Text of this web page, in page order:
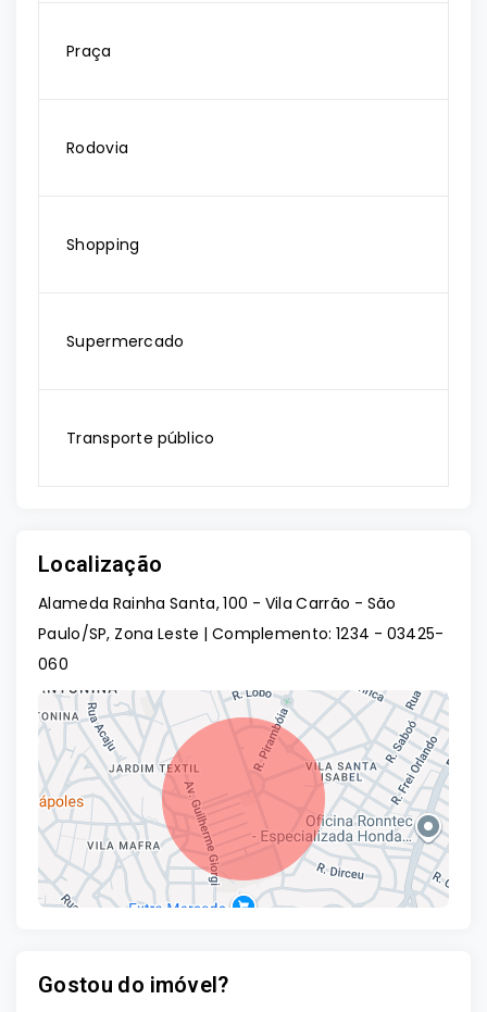
Praça
Rodovia
Shopping
Supermercado
Transporte público
Localização
Alameda Rainha Santa, 100 - Vila Carrão - São
Paulo/SP, Zona Leste | Complemento: 1234 - 03425-
060
Gostou do imóvel?